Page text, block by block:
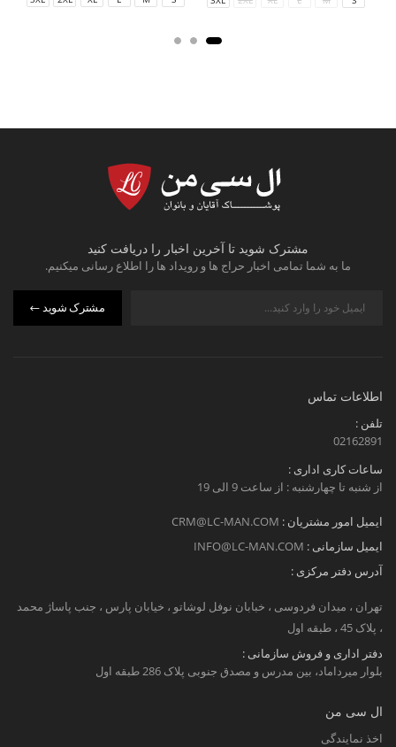
مشترک شوید تا آخرین اخبار را دریافت کنید
ما به شما تمامی اخبار حراج ها و رویداد ها را اطلاع رسانی میکنیم.
مشترک شوید
اطلاعات تماس
تلفن :
02162891
ساعات کاری اداری :
از شنبه تا چهارشنبه : از ساعت 9 الی 19
ایمیل امور مشتریان : CRM@LC-MAN.COM
ایمیل سازمانی : INFO@LC-MAN.COM
آدرس دفتر مرکزی :
تهران ، میدان فردوسی ، خبابان نوفل لوشاتو ، خیابان پارس ، جنب پاساژ محمد
، پلاک 45 ، طبقه اول
دفتر اداری و فروش سازمانی :
بلوار میرداماد، بین مدرس و مصدق جنوبی پلاک 286 طبقه اول
ال سی من
اخذ نمایندگی